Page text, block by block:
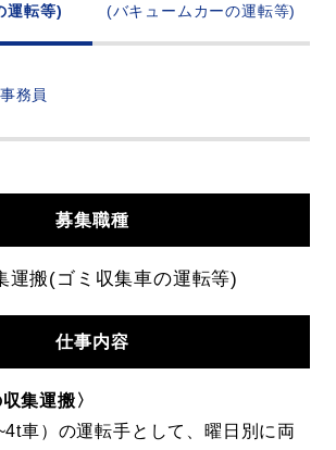
運転等)
(バキュームカーの運転等)
務員
募集職種
運搬(ゴミ収集車の運転等)
仕事内容
集運搬〉
車）の運転手として、曜日別に両